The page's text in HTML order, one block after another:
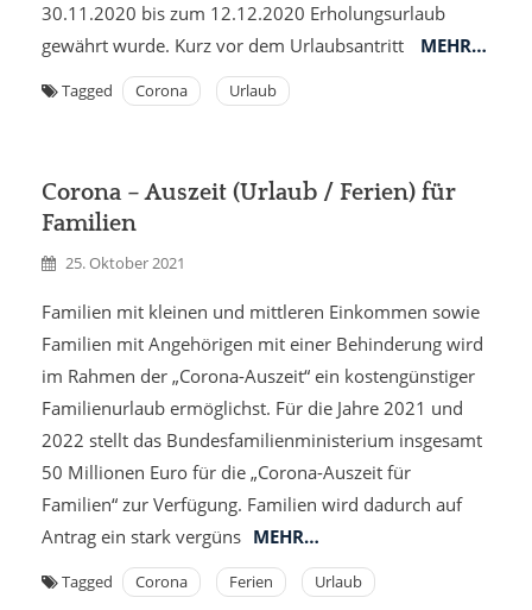
30.11.2020 bis zum 12.12.2020 Erholungsurlaub
gewährt wurde. Kurz vor dem Urlaubsantritt
MEHR…
Tagged Corona Urlaub
Corona – Auszeit (Urlaub / Ferien) für
Familien
25. Oktober 2021
Familien mit kleinen und mittleren Einkommen sowie
Familien mit Angehörigen mit einer Behinderung wird
im Rahmen der „Corona-Auszeit“ ein kostengünstiger
Familienurlaub ermöglichst. Für die Jahre 2021 und
2022 stellt das Bundesfamilienministerium insgesamt
50 Millionen Euro für die „Corona-Auszeit für
Familien“ zur Verfügung. Familien wird dadurch auf
Antrag ein stark vergüns MEHR…
Tagged Corona Ferien Urlaub